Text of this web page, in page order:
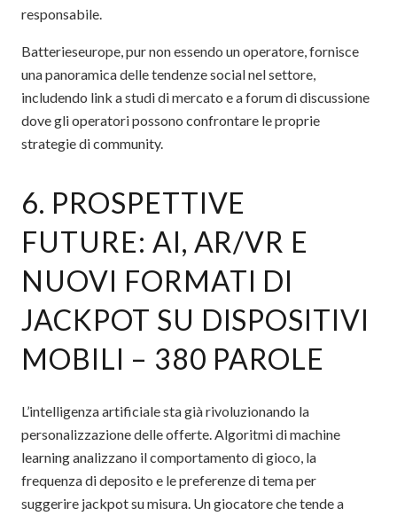
responsabile.
Batterieseurope, pur non essendo un operatore, fornisce
una panoramica delle tendenze social nel settore,
includendo link a studi di mercato e a forum di discussione
dove gli operatori possono confrontare le proprie
strategie di community.
6. PROSPETTIVE
FUTURE: AI, AR/VR E
NUOVI FORMATI DI
JACKPOT SU DISPOSITIVI
MOBILI – 380 PAROLE
L’intelligenza artificiale sta già rivoluzionando la
personalizzazione delle offerte. Algoritmi di machine
learning analizzano il comportamento di gioco, la
frequenza di deposito e le preferenze di tema per
suggerire jackpot su misura. Un giocatore che tende a